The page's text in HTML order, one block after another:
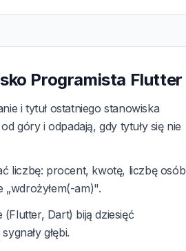
Programista Flutter
i tytuł ostatniego stanowiska
góry i odpadają, gdy tytuły się nie
liczbę: procent, kwotę, liczbę osób
„wdrożyłem(-am)".
(Flutter, Dart) biją dziesięć
głębi.